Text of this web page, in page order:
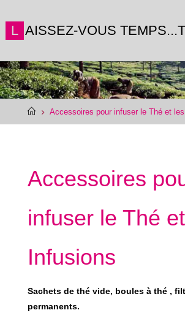
to
content
L AISSEZ-VOUS TEMPS...T
HomeAccessoires pour infuser le Thé et
Accessoires
infuser le Thé
Infusions
Sachets de thé vide, boules à thé ,
permanents.